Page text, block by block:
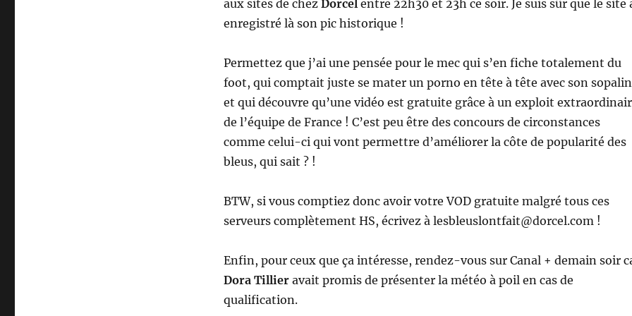
aux sites de chez Dorcel entre 22h30 et 23h ce soir. Je suis sûr que le site
enregistré là son pic historique !
Permettez que j’ai une pensée pour le mec qui s’en fiche totalement du
foot, qui comptait juste se mater un porno en tête à tête avec son
et qui découvre qu’une vidéo est gratuite grâce à un exploit
de l’équipe de France ! C’est peu être des concours de circonstances
comme celui-ci qui vont permettre d’améliorer la côte de popularité des
bleus, qui sait ? !
BTW, si vous comptiez donc avoir votre VOD gratuite malgré tous ces
serveurs complètement HS, écrivez à lesbleuslontfait@dorcel.com !
Enfin, pour ceux que ça intéresse, rendez-vous sur Canal + demain soir
Dora Tillier avait promis de présenter la météo à poil en cas de
qualification.